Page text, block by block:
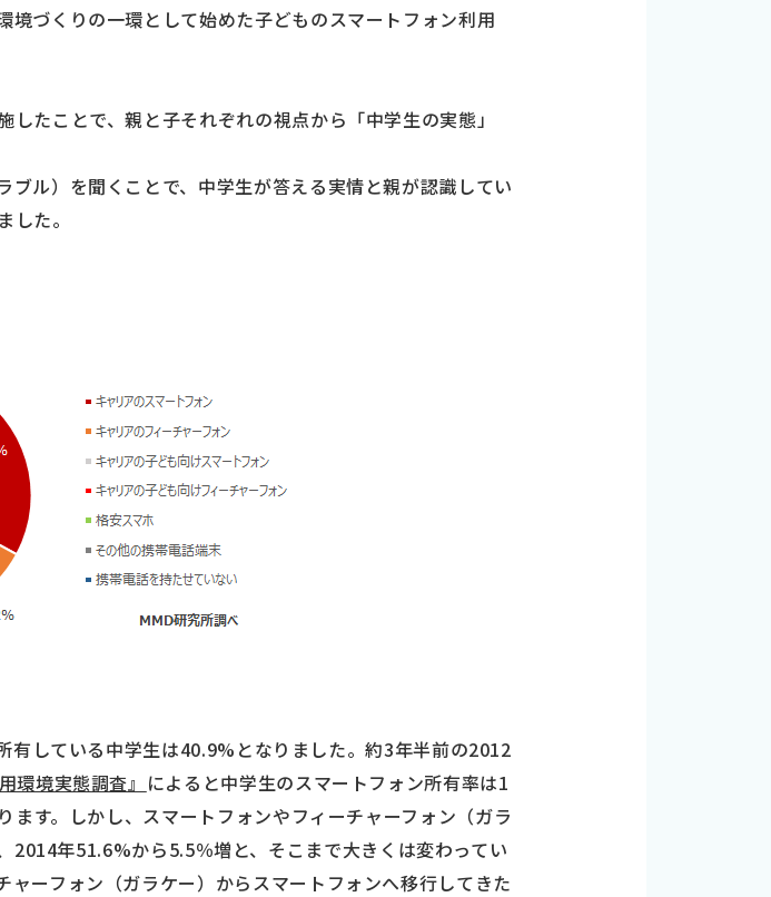
づくりの一環として始めた子どものスマートフォン利用
たことで、親と子それぞれの視点から「中学生の実態」
ル）を聞くことで、中学生が答える実情と親が認識してい
た。
している中学生は40.9%となりました。約3年半前の2012
環境実態調査』 によると中学生のスマートフォン所有率は1
す。しかし、スマートフォンやフィーチャーフォン（ガラ
年51.6%から5.5％増と、そこまで大きくは変わってい
ーフォン（ガラケー）からスマートフォンへ移行してきた